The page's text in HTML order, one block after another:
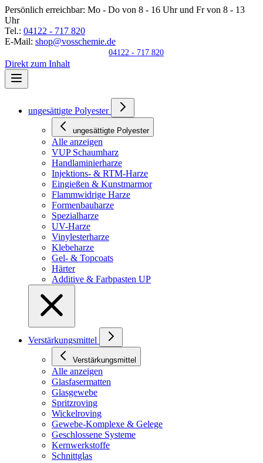
Persönlich erreichbar: Mo - Do von 8 - 16 Uhr und Fr von 8 - 13
Uhr
Tel.: 04122 - 717 820
E-Mail: shop@vosschemie.de
04122 - 717 820
Direkt zum Inhalt
ungesättigte Polyester
ungesättigte Polyester
Alle anzeigen
VUP Schaumharz
Handlaminierharze
Injektions- & RTM-Harze
Eingießen & Kunstmarmor
Flammwidrige Harze
Formenbauharze
Spezialharze
UV-Harze
Vinylesterharze
Klebeharze
Gel- & Topcoats
Härter
Additive & Farbpasten UP
Verstärkungsmittel
Verstärkungsmittel
Alle anzeigen
Glasfasermatten
Glasgewebe
Spritzroving
Wickelroving
Gewebe-Komplexe & Gelege
Geschlossene Systeme
Kernwerkstoffe
Schnittglas